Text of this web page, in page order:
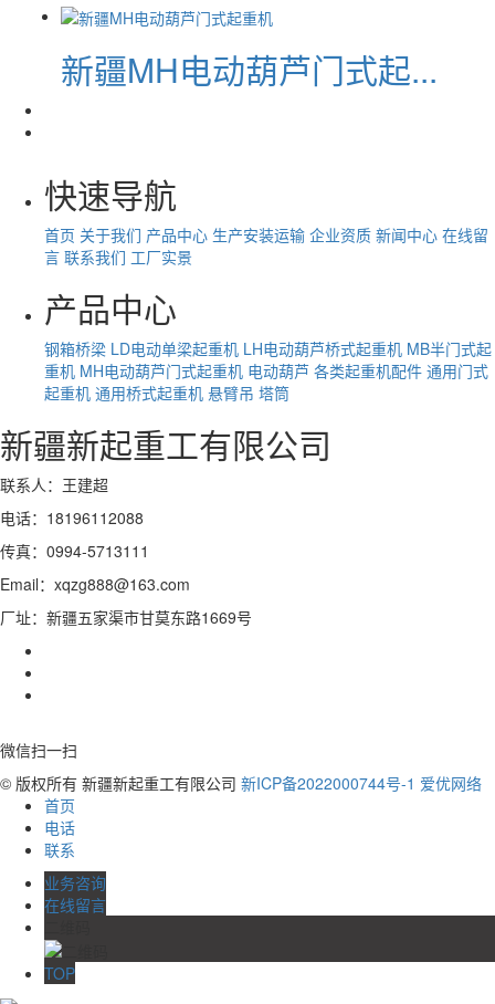
新疆MH电动葫芦门式起...
快速导航
首页 关于我们 产品中心 生产安装运输 企业资质 新闻中心 在线留
言 联系我们 工厂实景
产品中心
钢箱桥梁 LD电动单梁起重机 LH电动葫芦桥式起重机 MB半门式起
重机 MH电动葫芦门式起重机 电动葫芦 各类起重机配件 通用门式
起重机 通用桥式起重机 悬臂吊 塔筒
新疆新起重工有限公司
联系人：王建超
电话：18196112088
传真：0994-5713111
Email：xqzg888@163.com
厂址：新疆五家渠市甘莫东路1669号
微信扫一扫
© 版权所有 新疆新起重工有限公司 新ICP备2022000744号-1 爱优网络
首页
电话
联系
业务咨询
在线留言
TOP